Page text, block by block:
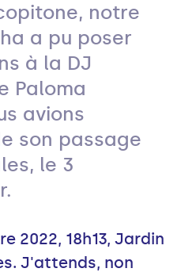
notre
a pu poser
à la DJ
Paloma
avions
son passage
le 3
2022, 18h13, Jardin
J'attends, non